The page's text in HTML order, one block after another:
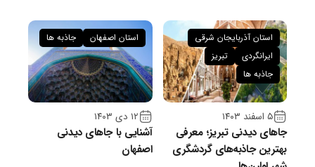
۵ اسفند ۱۴۰۳
جاهای دیدنی تبریز؛ معرفی
بهترین جاذبه‌های گردشگری
استان آذربایجان شرقی
ایرانگردی
تبریز
جاذبه ها
۱۲ دی ۱۴۰۳
آشنایی با جاهای دیدنی
اصفهان
استان اصفهان جاذبه ها